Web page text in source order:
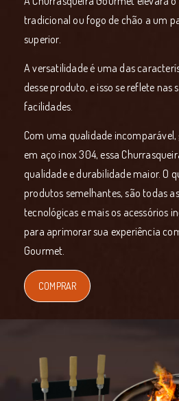
tradicional ou fogo de chão a um
superior.
A versatilidade é uma das
desse produto, e isso se reflete nas
facilidades.
Com uma qualidade
em aço inox 304, essa
qualidade e durabilidade maior. O
produtos semelhantes, são todas
tecnológicas e mais os acessórios
para aprimorar sua experiência
Gourmet.
COMPRAR